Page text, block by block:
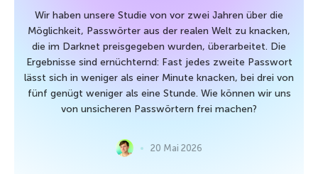
Wir haben unsere Studie von vor zwei Jahren über die
Möglichkeit, Passwörter aus der realen Welt zu knacken,
die im Darknet preisgegeben wurden, überarbeitet. Die
Ergebnisse sind ernüchternd: Fast jedes zweite Passwort
lässt sich in weniger als einer Minute knacken, bei drei von
fünf genügt weniger als eine Stunde. Wie können wir uns
von unsicheren Passwörtern frei machen?
20 Mai 2026